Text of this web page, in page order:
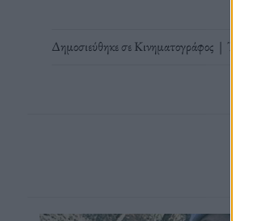
Δημοσιεύθηκε σεΚινηματογράφος | Tagged